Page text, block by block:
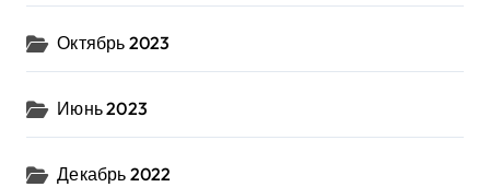
Октябрь 2023
Июнь 2023
Декабрь 2022